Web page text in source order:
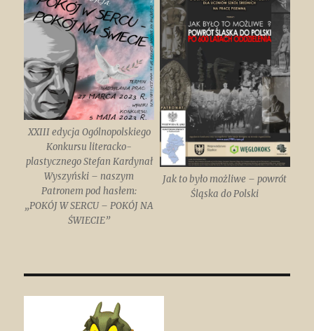
XXIII edycja Ogólnopolskiego
Konkursu literacko-
plastycznego Stefan Kardynał
Wyszyński – naszym
Patronem pod hasłem:
„POKÓJ W SERCU – POKÓJ NA
ŚWIECIE”
Jak to było możliwe – powrót
Śląska do Polski